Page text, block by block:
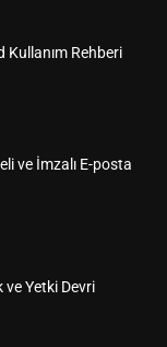
Kullanım Rehberi
ve İmzalı E-posta
ve Yetki Devri